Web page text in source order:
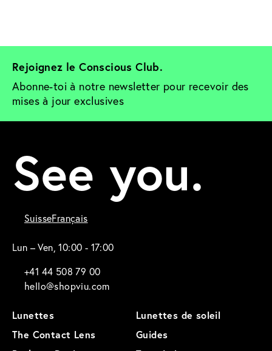
Rejoignez le Conscious Club.
Abonne-toi à notre newsletter pour recevoir des
mises à jour exclusives
See you.
SuisseFrançais
Lun – Ven, 10:00 - 17:00
+41 44 508 79 00
hello@shopviu.com
Lunettes
Lunettes de soleil
The Contact Lens
Guides